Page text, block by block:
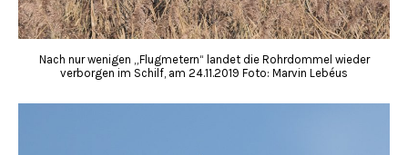
Nach nur wenigen „Flugmetern“ landet die Rohrdommel wieder
verborgen im Schilf, am 24.11.2019 Foto: Marvin Lebéus